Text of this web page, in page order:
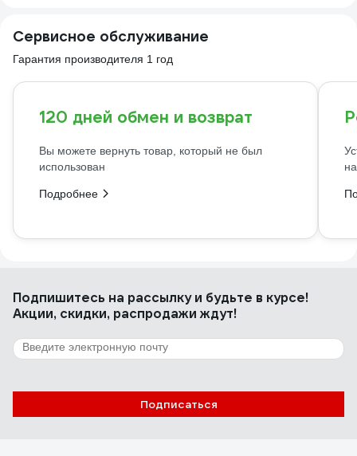
Сервисное обслуживание
Гарантия производителя 1 год
120 дней обмен и возврат
Вы можете вернуть товар, который не был
использован
Подробнее
Подпишитесь на рассылкуи будьте в курсе!
Акции, скидки, распродажи ждут!
Подписаться